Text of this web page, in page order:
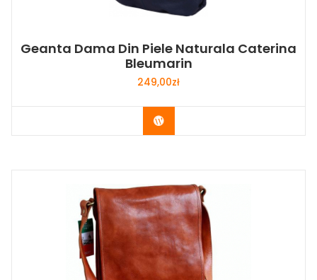
Geanta Dama Din Piele Naturala Caterina
Bleumarin
249,00zł
Buy Now